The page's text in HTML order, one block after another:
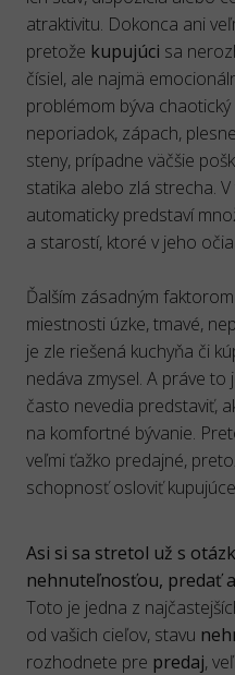
atraktivitu. Dokonca ani
pretože kupujúci sa
čísiel, ale najmä
problémom býva
neporiadok, zápach,
steny, prípadne väčšie
statika alebo zlá strecha.
automaticky predstaví
a starostí, ktoré v jeho
Ďalším zásadným
miestnosti úzke, tmavé,
je zle riešená kuchyňa či
nedáva zmysel. A práve to
často nevedia predstaviť,
na komfortné bývanie.
veľmi ťažko predajné,
schopnosť osloviť
Asi si sa stretol už s
nehnuteľnosťou, predať
Toto je jedna z
od vašich cieľov, stavu
rozhodnete pre predaj,